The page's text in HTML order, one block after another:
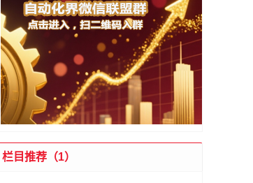
栏目推荐（1）